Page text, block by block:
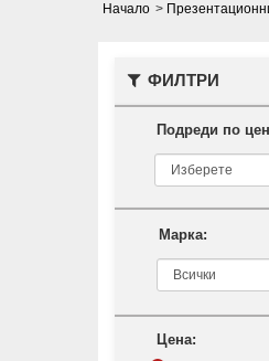
Начало >
ФИЛТРИ
Подреди по
Марка:
Цена: